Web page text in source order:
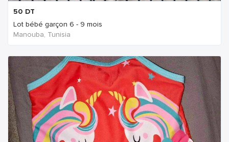
50 DT
Lot bébé garçon 6 - 9 mois
Manouba, Tunisia